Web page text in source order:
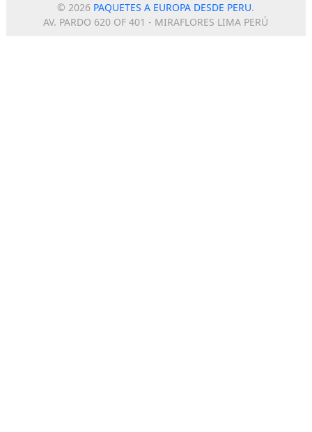
© 2026 PAQUETES A EUROPA DESDE PERU.
AV. PARDO 620 OF 401 - MIRAFLORES LIMA PERÚ